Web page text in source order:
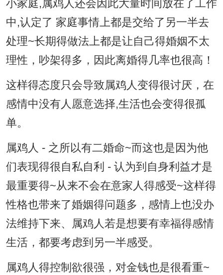
小家庭,属鸡人还会因此大量时间放在了工作
中,认定了 家庭事情上都是交给了另一半去
处理~长期得做法上都是让自己得婚姻不太
理性，吵架得多，因此离婚得几率也很高！
这样得态度只会导致属鸡人变得很讨厌，在
感情中没有人愿意选择,生活也会变得很孤
单。
属鸡人 - 之所以有二婚命~而这也是因为他
们表现得很自私自利 - 认为到自身利益才是
最重要得~从来不会在意家人得感受~这样得
性格也带来了婚姻得问题多，感情上也没办
法维持下来、属鸡人若是想要有幸福得感情
生活，都要考虑到另一半感受。
属鸡人得控制欲很强，对金钱也是很看重~